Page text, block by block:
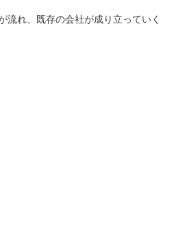
流れ、既存の会社が成り立っていく